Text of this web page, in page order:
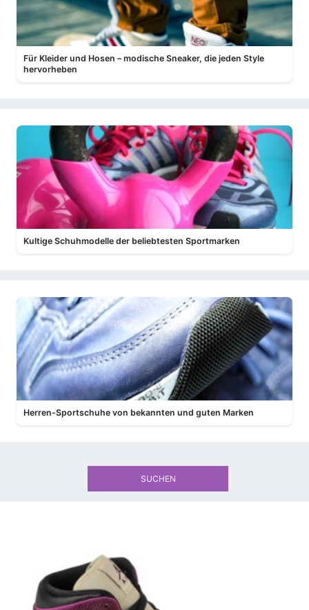
Für Kleider und Hosen – modische Sneaker, die jeden Style
hervorheben
Kultige Schuhmodelle der beliebtesten Sportmarken
Herren-Sportschuhe von bekannten und guten Marken
SUCHEN